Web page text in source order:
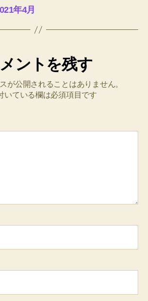
m
年4月
ントを残す
が公開されることはありません。
いている欄は必須項目です